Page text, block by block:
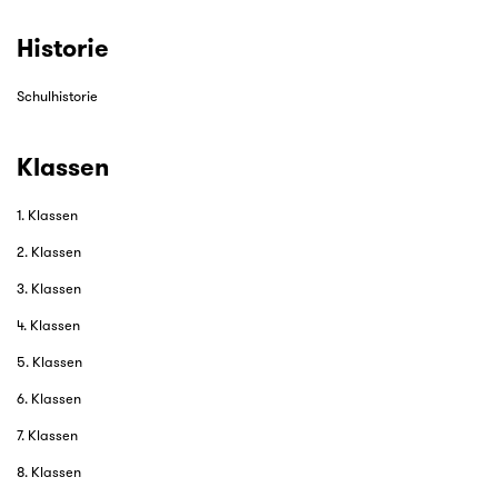
Historie
Schulhistorie
Klassen
1. Klassen
2. Klassen
3. Klassen
4. Klassen
5. Klassen
6. Klassen
7. Klassen
8. Klassen